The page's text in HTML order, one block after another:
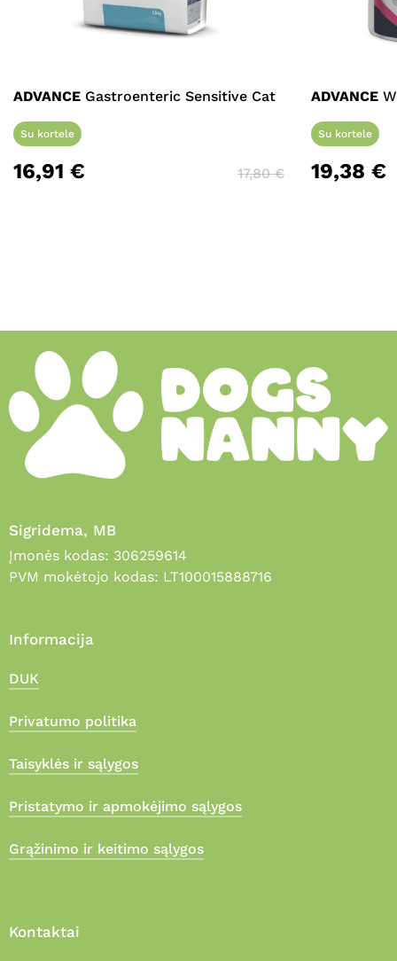
ADVANCE Gastroenteric Sensitive Cat
Su kortele
16,91 € 17,80€
ADVANCE
Su kortele
19,38 €
Sigridema, MB
Įmonės kodas: 306259614
PVM mokėtojo kodas: LT100015888716
Informacija
DUK
Privatumo politika
Taisyklės ir sąlygos
Pristatymo ir apmokėjimo sąlygos
Grąžinimo ir keitimo sąlygos
Kontaktai